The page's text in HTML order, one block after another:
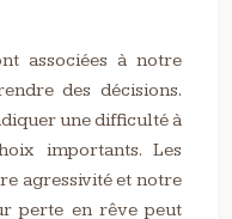
associées à notre
des décisions.
une difficulté à
importants. Les
agressivité et notre
perte en rêve peut